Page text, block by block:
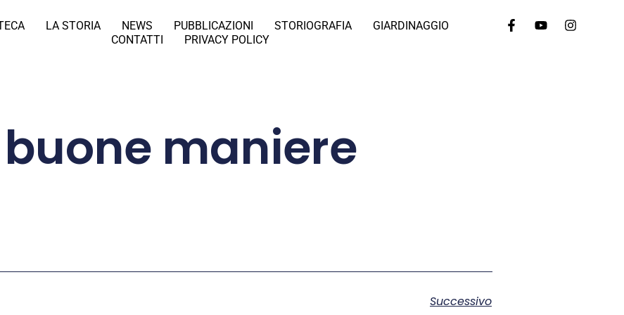
LA STORIA NEWS PUBBLICAZIONI STORIOGRAFIA
GIARDINAGGIO
CONTATTI
PRIVACY POLICY
buone maniere
Successivo